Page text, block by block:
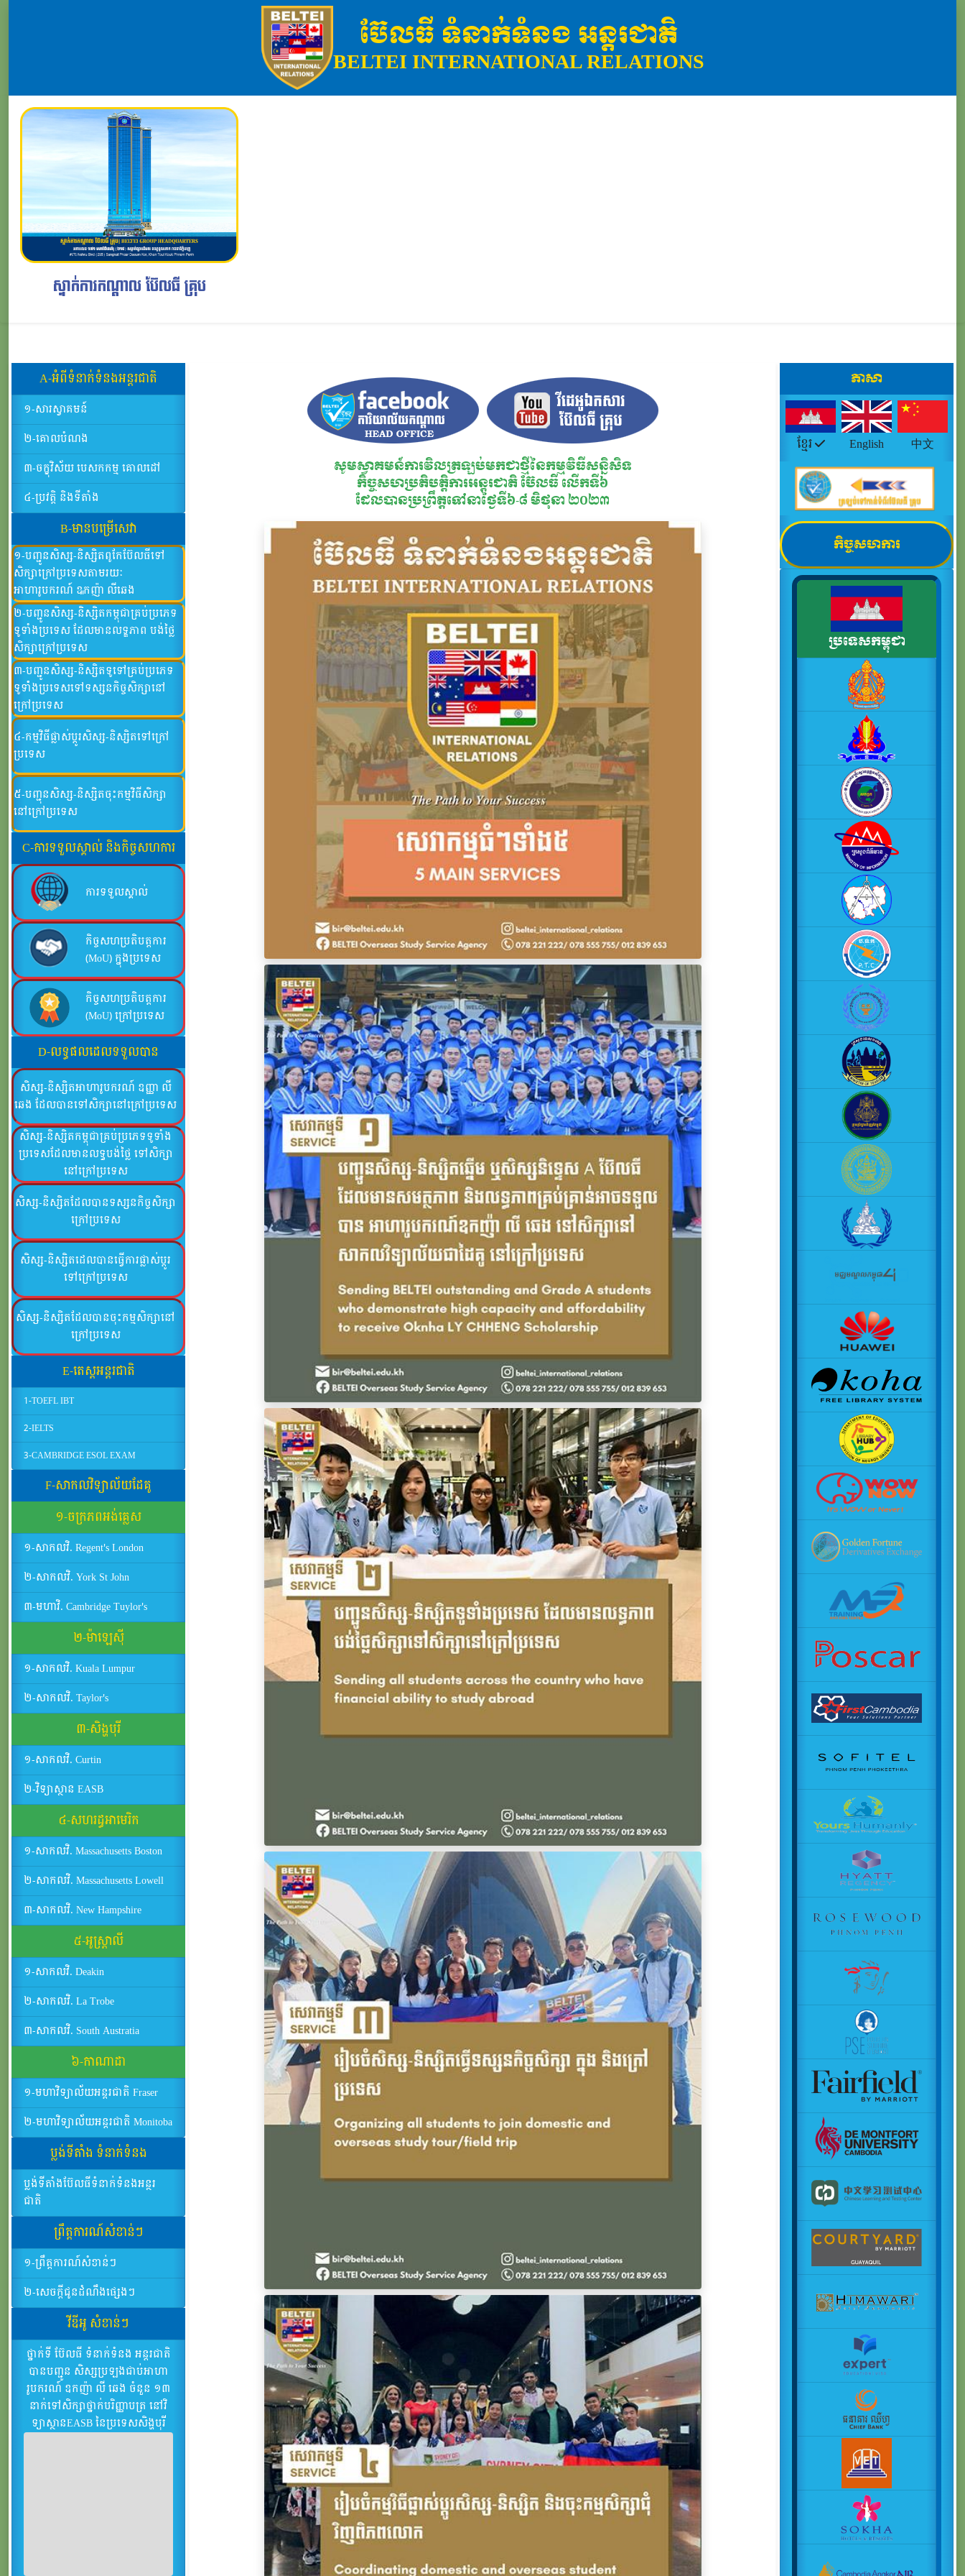
ប៊ែលធី ទំនាក់ទំនង អន្តរជាតិ
BELTEI INTERNATIONAL RELATIONS
ស្នាក់ការកណ្តាល ប៊ែលធី គ្រុប
A-អំពីទំនាក់ទំនងអន្តរជាតិ
១-សារស្វាគមន៍
២-គោលបំណង
៣-ចក្ខុវិស័យ បេសកកម្ម គោលដៅ
៤-ប្រវត្តិ និងទីតាំង
B-មានបម្រើសេវា
១-បញ្ជូនសិស្ស-និស្សិតពូកែប៊ែលធីទៅ
សិក្សាក្រៅប្រទេសតាមរយៈ
អាហារូបករណ៍ ឩកញ៉ា លីឆេង
២-បញ្ជូនសិស្ស-និស្សិតកម្ពុជាគ្រប់ប្រភេទ
ទូទាំងប្រទេស ដែលមានលទ្ឌភាព បង់ថ្លៃ
សិក្សាក្រៅប្រទេស
៣-បញ្ជូនសិស្ស-និស្សិតទូទៅគ្រប់ប្រភេទ
ទូទាំំងប្រទេសទៅទស្សនកិច្ចសិក្សានៅ
ក្រៅប្រទេស
៤-កម្មវិធីផ្លាស់ប្តូរសិស្ស-និស្សិតទៅក្រៅ
ប្រទេស
៥-បញ្ជុនសិស្ស-និស្សិតចុះកម្មវិធីសិក្សា
នៅក្រៅប្រទេស
C-ការទទួលស្គាល់ និងកិច្ចសហការ
ការទទួលស្គាល់
កិច្ចសហប្រតិបត្តការ
(MoU) ក្នុងប្រទេស
កិច្ចសហប្រតិបត្តការ
(MoU) ក្រៅប្រទេស
D-លទ្ធផលដេលទទួលបាន
សិស្ស-និស្សិតអាហារូបករណ៍ ឧញ្ញា លី
ឆេង ដែលបានទៅសិក្សានៅក្រៅប្រទេស
សិស្ស-និស្សិតកម្ពុជាគ្រប់ប្រភេទទូទាំង
ប្រទេសដែលមានលទ្ធបង់ថ្លៃ ទៅសិក្សា
នៅក្រៅប្រទេស
សិស្ស-និស្សិតដែលបានទស្សនកិច្ចសិក្សា
ក្រៅប្រទេស
សិស្ស-និស្សិតដេលបានធ្វើការផ្លាស់ប្ដូរ
ទៅក្រៅប្រទេស
សិស្ស-និស្សិតដែលបានចុះកម្មសិក្សានៅ
ក្រៅប្រទេស
E-តេស្តអន្តរជាតិ
1-TOEFL IBT
2-IELTS
3-CAMBRIDGE ESOL EXAM
F-សាកលវិទ្យាល័យដែគូ
១-ចក្រភពអង់គ្លេស
១-សាកលវិ. Regent's London
២-សាកលវិ. York St John
៣-មហាវិ. Cambridge Tuylor's
២-ម៉ាឡេស៊ី
១-សាកលវិ. Kuala Lumpur
២-សាកលវិ. Taylor's
៣-សិង្ហបុរី
១-សាកលវិ. Curtin
២-វិទ្យាស្ថាន EASB
៤-សហរដ្ធអាមេរិក
១-សាកលវិ. Massachusetts Boston
២-សាកលវិ. Massachusetts Lowell
៣-សាកលវិ. New Hampshire
៥-អូស្ដ្រាលី
១-សាកលវិ. Deakin
២-សាកលវិ. La Trobe
៣-សាកលវិ. South Austratia
៦-កាណាដា
១-មហាវិទ្យាល័យអន្តរជាតិ Fraser
២-មហាវិទ្យាល័យអន្តរជាតិ Monitoba
ប្លង់ទីតាំង ទំនាក់ទំនង
ប្លង់ទីតាំងប៊ែលធីទំនាក់ទំនងអន្ថរ
ជាតិ
ព្រឹត្តការណ៍សំខាន់ៗ
១-ព្រឹត្តការណ៍សំខាន់ៗ
២-សេចក្ដីជូនដំណឹងផ្សេងៗ
វីឌីអូ សំខាន់ៗ
ថ្នាក់ទី ប៊ែល​ធី​ ទំ​នាក់​ទំ​នង​ អន្តរ​ជាតិ​
បាន​បញ្ជូន​ សិស្ស​ប្រ​ឡង​ជាប់​អា​ហា​
រូប​ករណ៍​ ឧក​ញ៉ា​ លី​ ឆេង​ ចំ​នួន​ ១៣​
នាក់​ទៅ​សិក្សា​ថ្នាក់​បរិ​ញ្ញា​បត្រ​ នៅ​វិ​
ទ្យា​ស្ថាន​EASB ​នៃ​ប្រ​ទេស​សិង្ហ​បុ​រី
សូមស្វាគមន៍ការវិលត្រឡប់មកជាថ្មីនៃកម្មវិធីសន្និសិទ
កិច្ចសហប្រតិបតិ្តការអន្តរជាតិ ប៊ែលធី លើកទី៦
ដែលបានប្រព្រឹត្តទៅនាថ្ងៃទី៦-៨ មិថុនា ២០២៣
ភាសា
ខ្មែរ English 中文
កិច្ចសហការ
ប្រទេសកម្ពុជា